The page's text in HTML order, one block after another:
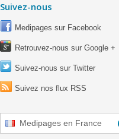
Suivez-nous
Medipages sur Facebook
Retrouvez-nous sur Google +
Suivez-nous sur Twitter
Suivez nos flux RSS
Medipages en France